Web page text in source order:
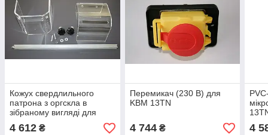
Кожух свердлильного
патрона з оргскла в
зібраному вигляді для
KBM 16TN-25SN
4 612 ₴
Перемикач (230 В) для
KBM 13TN
4 744₴ 4